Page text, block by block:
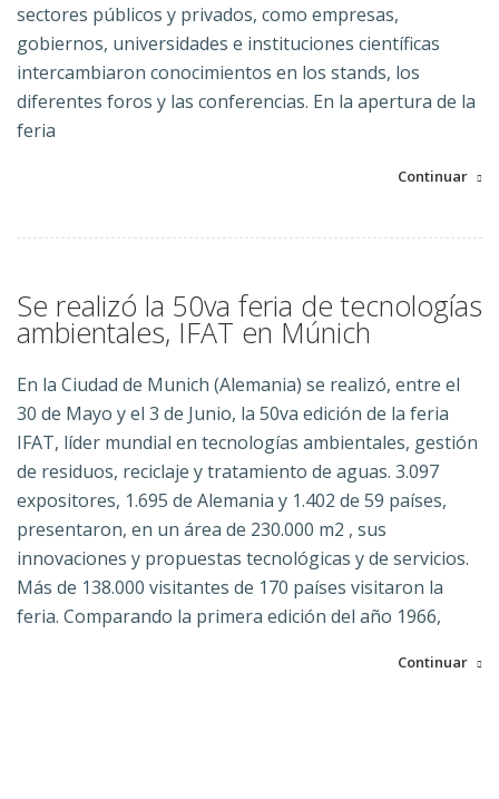
sectores públicos y privados, como empresas,
gobiernos, universidades e instituciones científicas
intercambiaron conocimientos en los stands, los
diferentes foros y las conferencias. En la apertura de la
feria
Continuar
Se realizó la 50va feria de tecnologías
ambientales, IFAT en Múnich
En la Ciudad de Munich (Alemania) se realizó, entre el
30 de Mayo y el 3 de Junio, la 50va edición de la feria
IFAT, líder mundial en tecnologías ambientales, gestión
de residuos, reciclaje y tratamiento de aguas. 3.097
expositores, 1.695 de Alemania y 1.402 de 59 países,
presentaron, en un área de 230.000 m2 , sus
innovaciones y propuestas tecnológicas y de servicios.
Más de 138.000 visitantes de 170 países visitaron la
feria. Comparando la primera edición del año 1966,
Continuar